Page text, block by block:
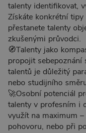
talenty identifikovat,
Získáte konkrétní
přestanete talenty
zkušenými průvodci.
🧭Talenty jako
propojit
talentů je důležitý
nebo studijního
🚀Osobní potenciál
talenty v profesním i
využít na maximum
pohovoru, nebo při